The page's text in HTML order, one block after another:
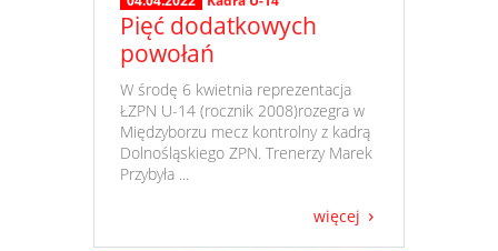
Pięć dodatkowych
powołań
​ W środę 6 kwietnia reprezentacja
ŁZPN U-14 (rocznik 2008)rozegra w
Międzyborzu mecz kontrolny z kadrą
Dolnośląskiego ZPN. Trenerzy Marek
Przybyła ...
więcej